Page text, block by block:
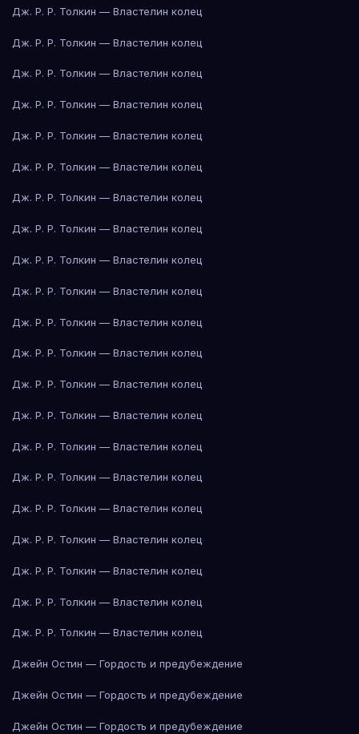
Дж. Р. Р. Толкин — Властелин колец
Дж. Р. Р. Толкин — Властелин колец
Дж. Р. Р. Толкин — Властелин колец
Дж. Р. Р. Толкин — Властелин колец
Дж. Р. Р. Толкин — Властелин колец
Дж. Р. Р. Толкин — Властелин колец
Дж. Р. Р. Толкин — Властелин колец
Дж. Р. Р. Толкин — Властелин колец
Дж. Р. Р. Толкин — Властелин колец
Дж. Р. Р. Толкин — Властелин колец
Дж. Р. Р. Толкин — Властелин колец
Дж. Р. Р. Толкин — Властелин колец
Дж. Р. Р. Толкин — Властелин колец
Дж. Р. Р. Толкин — Властелин колец
Дж. Р. Р. Толкин — Властелин колец
Дж. Р. Р. Толкин — Властелин колец
Дж. Р. Р. Толкин — Властелин колец
Дж. Р. Р. Толкин — Властелин колец
Дж. Р. Р. Толкин — Властелин колец
Дж. Р. Р. Толкин — Властелин колец
Дж. Р. Р. Толкин — Властелин колец
Джейн Остин — Гордость и предубеждение
Джейн Остин — Гордость и предубеждение
Джейн Остин — Гордость и предубеждение